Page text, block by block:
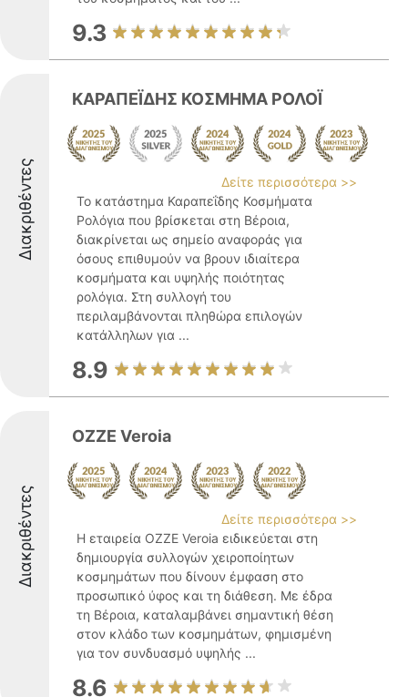
9.3
Διακριθέντες
ΚΑΡΑΠΕΪΔΗΣ ΚΟΣΜΗΜΑ ΡΟΛΟΪ
Δείτε περισσότερα >>
Το κατάστημα Καραπεΐδης Κοσμήματα
Ρολόγια που βρίσκεται στη Βέροια,
διακρίνεται ως σημείο αναφοράς για
όσους επιθυμούν να βρουν ιδιαίτερα
κοσμήματα και υψηλής ποιότητας
ρολόγια. Στη συλλογή του
περιλαμβάνονται πληθώρα επιλογών
κατάλληλων για ...
8.9
Διακριθέντες
OZZE Veroia
Δείτε περισσότερα >>
Η εταιρεία OZZE Veroia ειδικεύεται στη
δημιουργία συλλογών χειροποίητων
κοσμημάτων που δίνουν έμφαση στο
προσωπικό ύφος και τη διάθεση. Με έδρα
τη Βέροια, καταλαμβάνει σημαντική θέση
στον κλάδο των κοσμημάτων, φημισμένη
για τον συνδυασμό υψηλής ...
8.6